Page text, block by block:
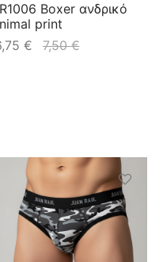
Boxer ανδρικό
print
€ 7,50€